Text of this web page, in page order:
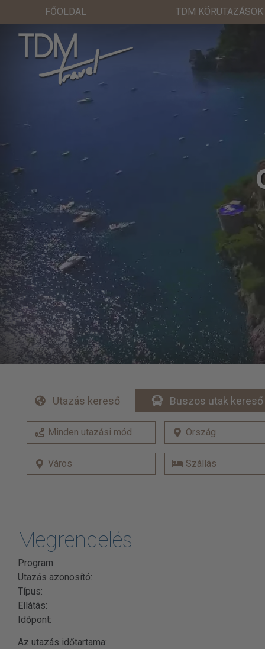
FŐOLDAL TDM KÖRUTAZÁSOK
Utazás kereső Buszos utak kereső
Megrendelés
Program:
Utazás azonosító:
Típus:
Ellátás:
Időpont:
Az utazás időtartama: